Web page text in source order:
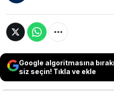
Google algoritmasına
siz seçin! Tıkla ve ekle